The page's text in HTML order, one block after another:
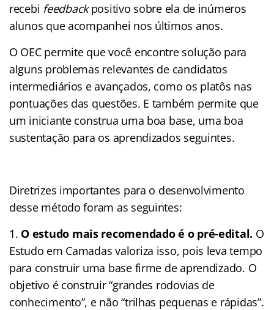
recebi feedbackpositivo sobre ela de inúmeros
alunos que acompanhei nos últimos anos.
O OEC permite que você encontre solução para
alguns problemas relevantes de candidatos
intermediários e avançados, como os platôs nas
pontuações das questões. E também permite que
um iniciante construa uma boa base, uma boa
sustentação para os aprendizados seguintes.
Diretrizes importantes para o desenvolvimento
desse método foram as seguintes:
O estudo mais recomendado é o pré-edital. O
Estudo em Camadas valoriza isso, pois leva tempo
para construir uma base firme de aprendizado. O
objetivo é construir “grandes rodovias de
conhecimento”, e não “trilhas pequenas e rápidas”.